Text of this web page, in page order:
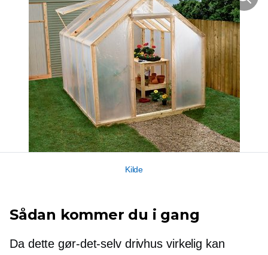
Kilde
Sådan kommer du i gang
Da dette gør-det-selv drivhus virkelig kan